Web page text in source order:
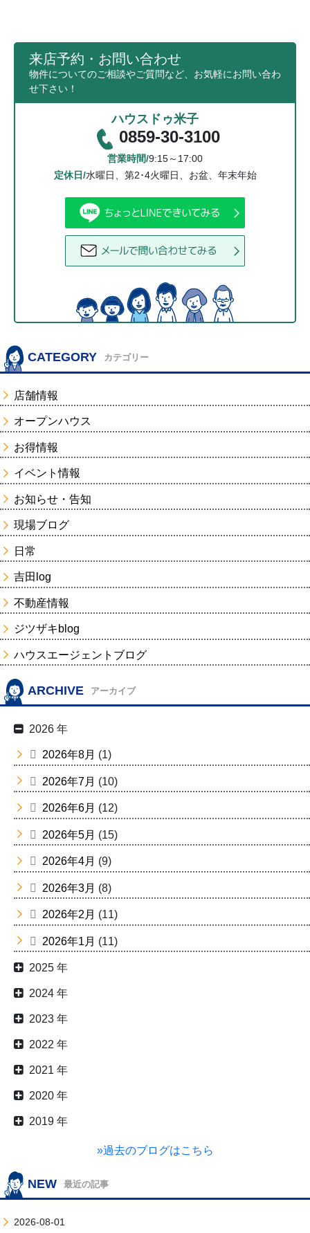
来店予約・お問い合わせ
物件についてのご相談やご質問など、お気軽にお問い合わ
せ下さい！
ハウスドゥ米子
0859-30-3100
営業時間/9:15～17:00
定休日/水曜日、第2･4火曜日、お盆、年末年始
CATEGORY カテゴリー
店舗情報
オープンハウス
お得情報
イベント情報
お知らせ・告知
現場ブログ
日常
吉田log
不動産情報
ジツザキblog
ハウスエージェントブログ
ARCHIVE アーカイブ
2026 年
2026年8月 (1)
2026年7月 (10)
2026年6月 (12)
2026年5月 (15)
2026年4月 (9)
2026年3月 (8)
2026年2月 (11)
2026年1月 (11)
2025 年
2024 年
2023 年
2022 年
2021 年
2020 年
2019 年
»過去のブログはこちら
NEW 最近の記事
2026-08-01